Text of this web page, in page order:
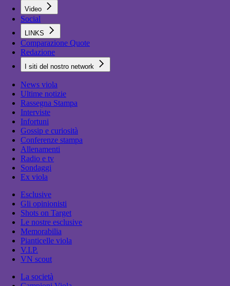
Video
Social
LINKS
Comparazione Quote
Redazione
I siti del nostro network
News viola
Ultime notizie
Rassegna Stampa
Interviste
Infortuni
Gossip e curiosità
Conferenze stampa
Allenamenti
Radio e tv
Sondaggi
Ex viola
Esclusive
Gli opinionisti
Shots on Target
Le nostre esclusive
Memorabilia
Pianticelle viola
V.I.P.
VN scout
La società